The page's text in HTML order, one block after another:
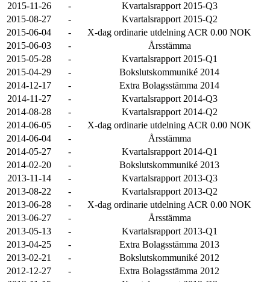
2015-11-26
-
Kvartalsrapport 2015-Q3
2015-08-27
-
Kvartalsrapport 2015-Q2
2015-06-04
-
X-dag ordinarie utdelning ACR 0.00 NOK
2015-06-03
-
Årsstämma
2015-05-28
-
Kvartalsrapport 2015-Q1
2015-04-29
-
Bokslutskommuniké 2014
2014-12-17
-
Extra Bolagsstämma 2014
2014-11-27
-
Kvartalsrapport 2014-Q3
2014-08-28
-
Kvartalsrapport 2014-Q2
2014-06-05
-
X-dag ordinarie utdelning ACR 0.00 NOK
2014-06-04
-
Årsstämma
2014-05-27
-
Kvartalsrapport 2014-Q1
2014-02-20
-
Bokslutskommuniké 2013
2013-11-14
-
Kvartalsrapport 2013-Q3
2013-08-22
-
Kvartalsrapport 2013-Q2
2013-06-28
-
X-dag ordinarie utdelning ACR 0.00 NOK
2013-06-27
-
Årsstämma
2013-05-13
-
Kvartalsrapport 2013-Q1
2013-04-25
-
Extra Bolagsstämma 2013
2013-02-21
-
Bokslutskommuniké 2012
2012-12-27
-
Extra Bolagsstämma 2012